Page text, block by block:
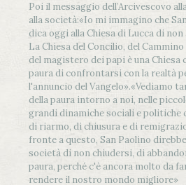
Poi il messaggio dell’Arcivescovo
alla società:«Io mi immagino che
dica oggi alla Chiesa di Lucca di non
La Chiesa del Concilio, del
del magistero dei papi è una Chiesa
paura di confrontarsi con la realtà
l'annuncio del Vangelo».«Vediamo
della paura intorno a noi, nelle
grandi dinamiche sociali e politiche
di riarmo, di chiusura e di
fronte a questo, San Paolino
società di non chiudersi, di
paura, perché c'è ancora molto da
rendere il nostro mondo migliore»